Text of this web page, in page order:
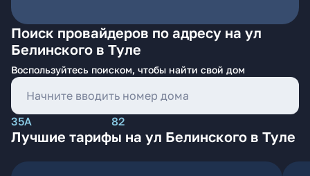
Поиск провайдеров по адресу на ул
Белинского в Туле
Воспользуйтесь поиском, чтобы найти свой дом
35А 82
Лучшие тарифы на ул Белинского в Туле